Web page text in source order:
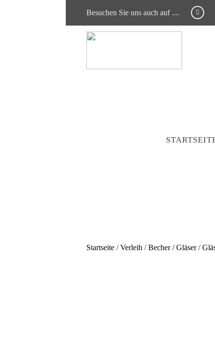
Besuchen Sie uns auch auf ....
Startseite /Verleih /Becher / Gläser/